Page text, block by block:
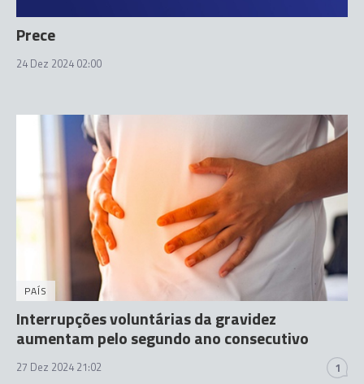
Prece
24 Dez 2024 02:00
PAÍS
Interrupções voluntárias da gravidez
aumentam pelo segundo ano consecutivo
27 Dez 2024 21:02 1